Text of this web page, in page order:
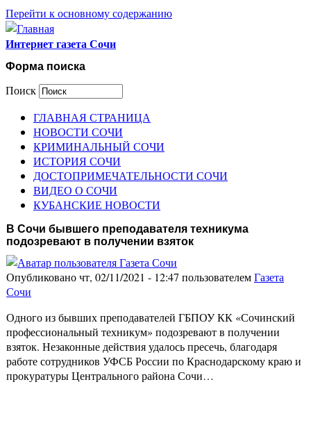
Перейти к основному содержанию
Интернет газета Сочи
Форма поиска
Поиск
ГЛАВНАЯ СТРАНИЦА
НОВОСТИ СОЧИ
КРИМИНАЛЬНЫЙ СОЧИ
ИСТОРИЯ СОЧИ
ДОСТОПРИМЕЧАТЕЛЬНОСТИ СОЧИ
ВИДЕО О СОЧИ
КУБАНСКИЕ НОВОСТИ
В Сочи бывшего преподавателя техникума
подозревают в получении взяток
Опубликовано чт, 02/11/2021 - 12:47 пользователемГазета
Сочи
Одного из бывших преподавателей ГБПОУ КК «Сочинский
профессиональный техникум» подозревают в получении
взяток. Незаконные действия удалось пресечь, благодаря
работе сотрудников УФСБ России по Краснодарскому краю и
прокуратуры Центрального района Сочи…